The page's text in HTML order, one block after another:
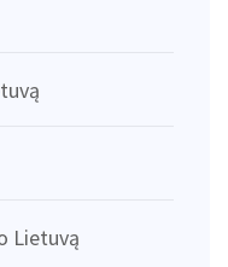
Lietuvą